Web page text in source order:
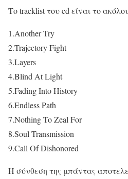
Το tracklist του cd είναι το
1.Another Try
2.Trajectory Fight
3.Layers
4.Blind At Light
5.Fading Into History
6.Endless Path
7.Nothing To Zeal For
8.Soul Transmission
9.Call Of Dishonored
Η σύνθεση της μπάντας